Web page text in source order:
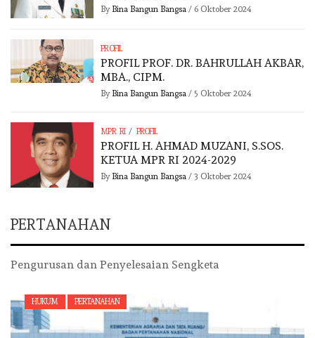
By Bina Bangun Bangsa / 6 Oktober 2024
PROFIL
PROFIL PROF. DR. BAHRULLAH AKBAR,
MBA., CIPM.
By Bina Bangun Bangsa / 5 Oktober 2024
MPR RI / PROFIL
PROFIL H. AHMAD MUZANI, S.SOS.
KETUA MPR RI 2024-2029
By Bina Bangun Bangsa / 3 Oktober 2024
PERTANAHAN
Pengurusan dan Penyelesaian Sengketa
HUKUM PERTANAHAN